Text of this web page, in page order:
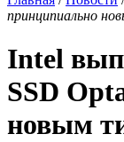
принципиально
Intel
SSD
новым